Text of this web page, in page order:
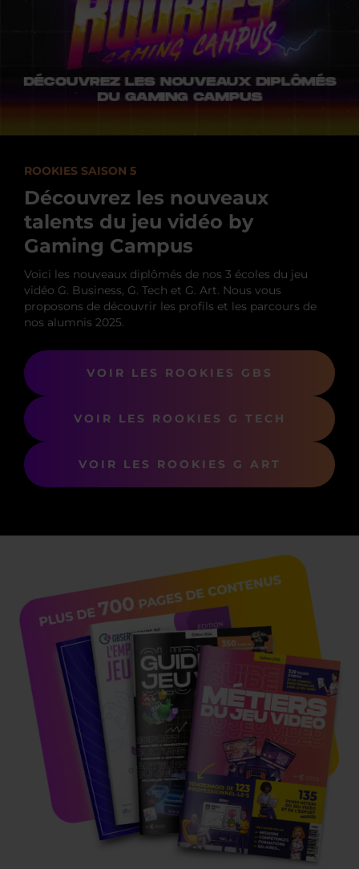
ROOKIES SAISON 5
Découvrez les nouveaux
talents du jeu vidéo by
Gaming Campus
Voici les nouveaux diplômés de nos 3 écoles du jeu
vidéo G. Business, G. Tech et G. Art. Nous vous
proposons de découvrir les profils et les parcours de
nos alumnis 2025.
VOIR LES ROOKIES GBS
VOIR LES ROOKIES G TECH
VOIR LES ROOKIES G ART